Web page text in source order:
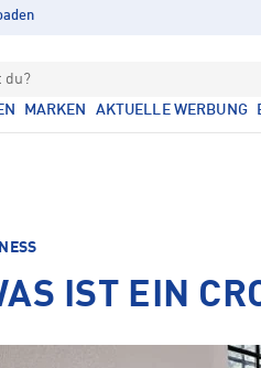
du?
MARKEN AKTUELLE WERBUNG
IST EIN